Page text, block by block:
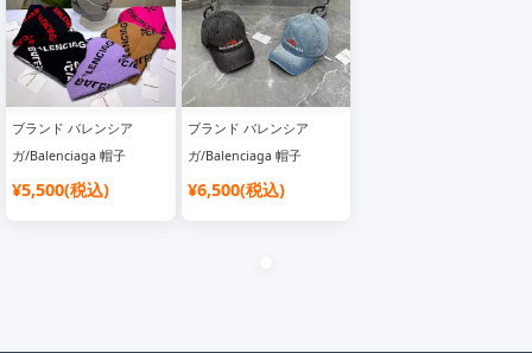
ブランド バレンシア
ガ/Balenciaga 帽子
¥5,500(税込)
ブランド バレンシア
ガ/Balenciaga 帽子
¥6,500(税込)